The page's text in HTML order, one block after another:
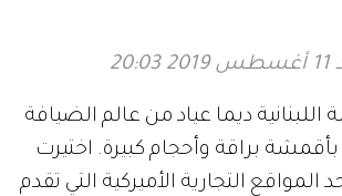
ديما عياد من عالم الضيافة
براقة وأحجام كبيرة. اختيرت
التجارية الأميركية التي تقدم